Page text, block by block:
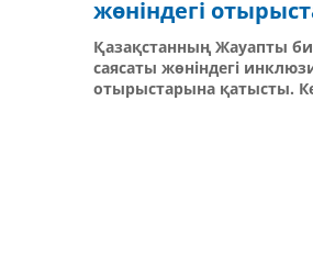
жөніндегі
Қазақстанның Жауапты
саясаты жөніндегі
отырыстарына қатысты.